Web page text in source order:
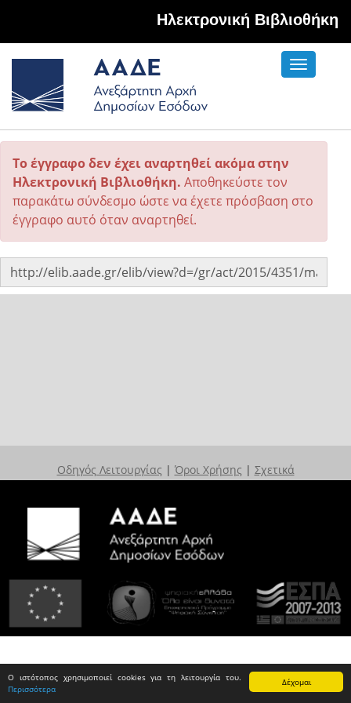
Δέχομαι
Ο ιστότοπος χρησιμοποιεί cookies για τη λειτουργία του.
Περισσότερα
Hλεκτρονική Βιβλιοθήκη
Toggle
Το έγγραφο δεν έχει αναρτηθεί ακόμα στην
Ηλεκτρονική Βιβλιοθήκη. Αποθηκεύστε τον
παρακάτω σύνδεσμο ώστε να έχετε πρόσβαση στο
έγγραφο αυτό όταν αναρτηθεί.
Οδηγός Λειτουργίας | Όροι Χρήσης | Σχετικά